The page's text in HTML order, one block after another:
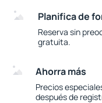
Planifica de
Reserva sin
gratuita.
Ahorra más
Precios
después de